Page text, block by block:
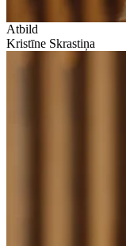
Atbild
Kristīne Skrastiņa